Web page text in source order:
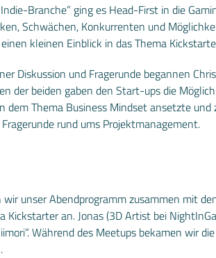
Branche” ging es Head-First in die
Schwächen, Konkurrenten und
kleinen Einblick in das Thema
Diskussion und Fragerunde begannen
der beiden gaben den Start-ups die
Thema Business Mindset ansetzte und
rund ums Projektmanagement.
unser Abendprogramm zusammen mit
an. Jonas (3D Artist bei
Während des Meetups bekamen wir